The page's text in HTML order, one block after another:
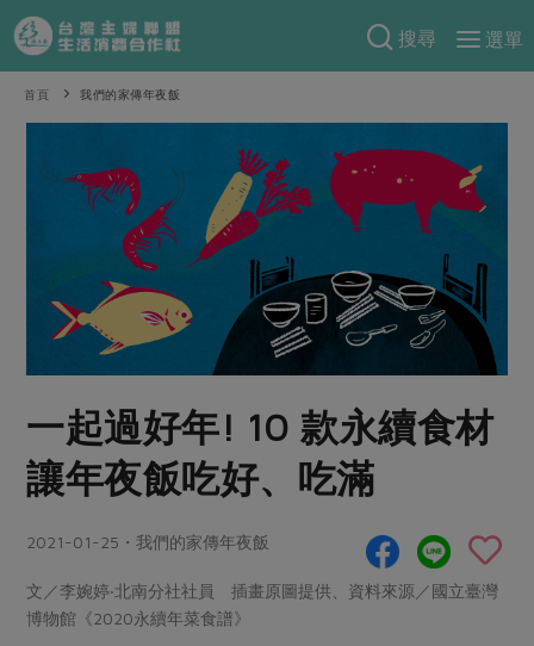
搜尋
選單
產品分類
一籃菜 當令水果
奶蛋豆・五穀
蛋 乳製品
豆製品 米麵雜糧
肉品・水產
畜產肉類
水畜加工品
肉食
海鮮
常備菜
蔬食
蛋料理
料理方式
烘焙．點心
特別企畫
把最好的台灣味帶回家！
防災用品預購圓滿結束
更多預購活動
合作25-精選產品第四彈
觀點文章
主婦食堂 一籃菜真心話
社內大小事 合作聯合國
產品故事 生活提案
樂齡生活 親子食育
廚房瑜伽
關注議題
關於合作社
關於我們
合作社組織
產品檢驗
首頁 我們的家傳年夜飯
一起過好年! 10 款永續食材
讓年夜飯吃好、吃滿
2021-01-25・我們的家傳年夜飯
文／李婉婷‧北南分社社員 插畫原圖提供、資料來源／國立臺灣
博物館《2020永續年菜食譜》